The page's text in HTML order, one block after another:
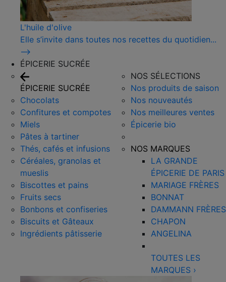
L'huile d'olive
Elle s’invite dans toutes nos recettes du quotidien...
⟶
ÉPICERIE SUCRÉE
ÉPICERIE SUCRÉE
Chocolats
Confitures et compotes
Miels
Pâtes à tartiner
Thés, cafés et infusions
Céréales, granolas et
mueslis
Biscottes et pains
Fruits secs
Bonbons et confiseries
Biscuits et Gâteaux
Ingrédients pâtisserie
NOS SÉLECTIONS
Nos produits de saison
Nos nouveautés
Nos meilleures ventes
Épicerie bio
NOS MARQUES
LA GRANDE
ÉPICERIE DE PARIS
MARIAGE FRÈRES
BONNAT
DAMMANN FRÈRES
CHAPON
ANGELINA
TOUTES LES
MARQUES ›